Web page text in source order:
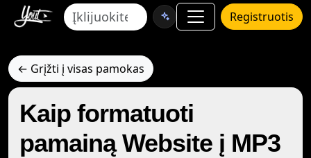
Registruotis
← Grįžti į visas pamokas
Kaip formatuoti
pamainą Website į MP3